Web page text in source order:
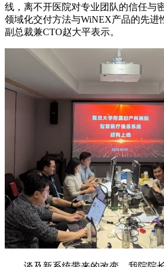
线，离不开医院对专业团队的信任与
领域化交付方法与WiNEX产品的先进
副总裁兼CTO赵大平表示。